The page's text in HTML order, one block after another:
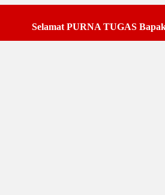
Selamat PURNA TUGAS Bapak